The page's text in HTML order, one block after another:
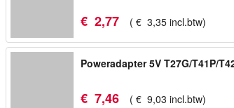
€ 2,77 ( € 3,35 incl.btw)
Poweradapter 5V T27G/T41P/
€ 7,46 ( € 9,03 incl.btw)